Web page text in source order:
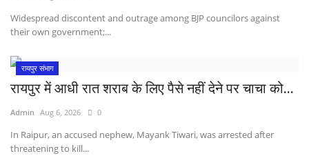
Widespread discontent and outrage among BJP councilors against
their own government;...
रायपुर संभाग
रायपुर में आधी रात शराब के लिए पैसे नहीं देने पर चाचा को...
Admin Aug 6, 2026 0
In Raipur, an accused nephew, Mayank Tiwari, was arrested after
threatening to kill...